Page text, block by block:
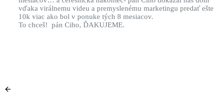
vďaka virálnemu videu a premyslenému marketingu predať ešte
10k viac ako bol v ponuke tých 8 mesiacov.
To chceš! pán Ciho, ĎAKUJEME.